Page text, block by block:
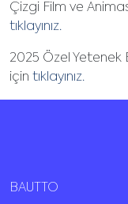
Çizgi Film ve
tıklayınız.
2025 Özel Yetenek
için tıklayınız.
BAUTTO